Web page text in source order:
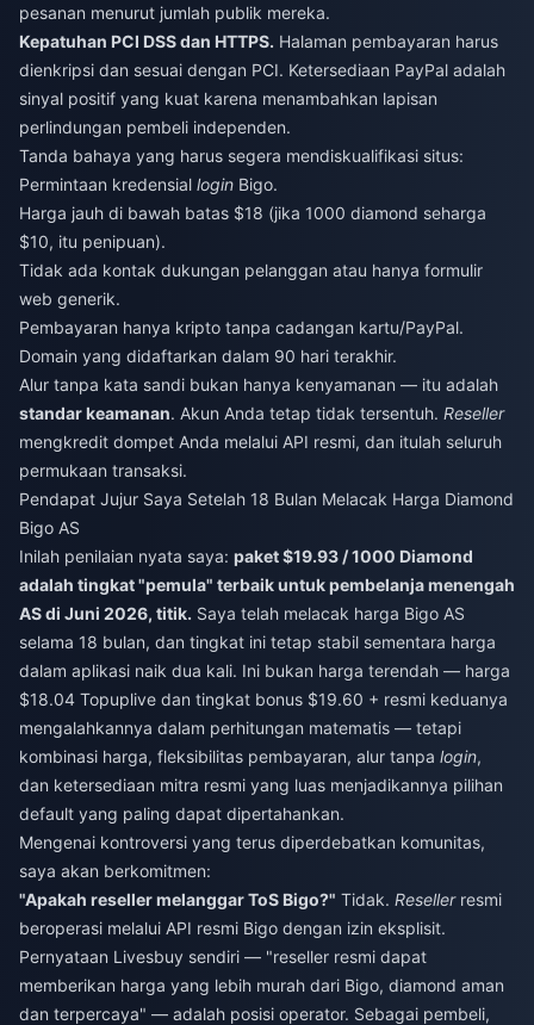
pesanan menurut jumlah publik mereka.
Kepatuhan PCI DSS dan HTTPS. Halaman pembayaran harus
dienkripsi dan sesuai dengan PCI. Ketersediaan PayPal adalah
sinyal positif yang kuat karena menambahkan lapisan
perlindungan pembeli independen.
Tanda bahaya yang harus segera mendiskualifikasi situs:
Permintaan kredensial login Bigo.
Harga jauh di bawah batas $18 (jika 1000 diamond seharga
$10, itu penipuan).
Tidak ada kontak dukungan pelanggan atau hanya formulir
web generik.
Pembayaran hanya kripto tanpa cadangan kartu/PayPal.
Domain yang didaftarkan dalam 90 hari terakhir.
Alur tanpa kata sandi bukan hanya kenyamanan — itu adalah
standar keamanan. Akun Anda tetap tidak tersentuh. Reseller
mengkredit dompet Anda melalui API resmi, dan itulah seluruh
permukaan transaksi.
Pendapat Jujur Saya Setelah 18 Bulan Melacak Harga Diamond
Bigo AS
Inilah penilaian nyata saya: paket $19.93 / 1000 Diamond
adalah tingkat "pemula" terbaik untuk pembelanja menengah
AS di Juni 2026, titik. Saya telah melacak harga Bigo AS
selama 18 bulan, dan tingkat ini tetap stabil sementara harga
dalam aplikasi naik dua kali. Ini bukan harga terendah — harga
$18.04 Topuplive dan tingkat bonus $19.60 + resmi keduanya
mengalahkannya dalam perhitungan matematis — tetapi
kombinasi harga, fleksibilitas pembayaran, alur tanpa login,
dan ketersediaan mitra resmi yang luas menjadikannya pilihan
default yang paling dapat dipertahankan.
Mengenai kontroversi yang terus diperdebatkan komunitas,
saya akan berkomitmen:
"Apakah reseller melanggar ToS Bigo?" Tidak. Resellerresmi
beroperasi melalui API resmi Bigo dengan izin eksplisit.
Pernyataan Livesbuy sendiri — "reseller resmi dapat
memberikan harga yang lebih murah dari Bigo, diamond aman
dan terpercaya" — adalah posisi operator. Sebagai pembeli,